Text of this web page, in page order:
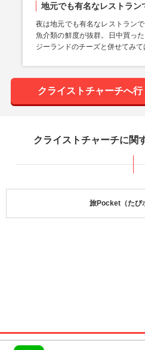
地元でも有名なレストラン
夜は地元でも有名なレストラン
魚介類の鮮度が抜群。日中買っ
ジーランドのチーズと併せてみて
クライストチャーチへ
クライストチャーチに関
旅Pocket（たび